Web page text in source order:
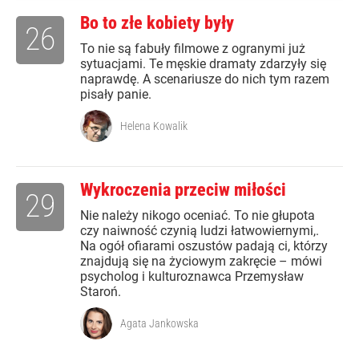
Bo to złe kobiety były
To nie są fabuły filmowe z ogranymi już
sytuacjami. Te męskie dramaty zdarzyły się
naprawdę. A scenariusze do nich tym razem
pisały panie.
26
Helena Kowalik
Wykroczenia przeciw miłości
Nie należy nikogo oceniać. To nie głupota
czy naiwność czynią ludzi łatwowiernymi,.
Na ogół ofiarami oszustów padają ci, którzy
znajdują się na życiowym zakręcie – mówi
psycholog i kulturoznawca Przemysław
Staroń.
29
Agata Jankowska